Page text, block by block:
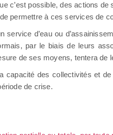
c’est possible, des actions de
permettre à ces services de
service d’eau ou
par le biais de leurs
de ses moyens, tentera de
capacité des collectivités et
de crise.